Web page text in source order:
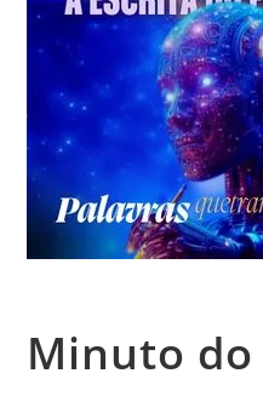
Minuto